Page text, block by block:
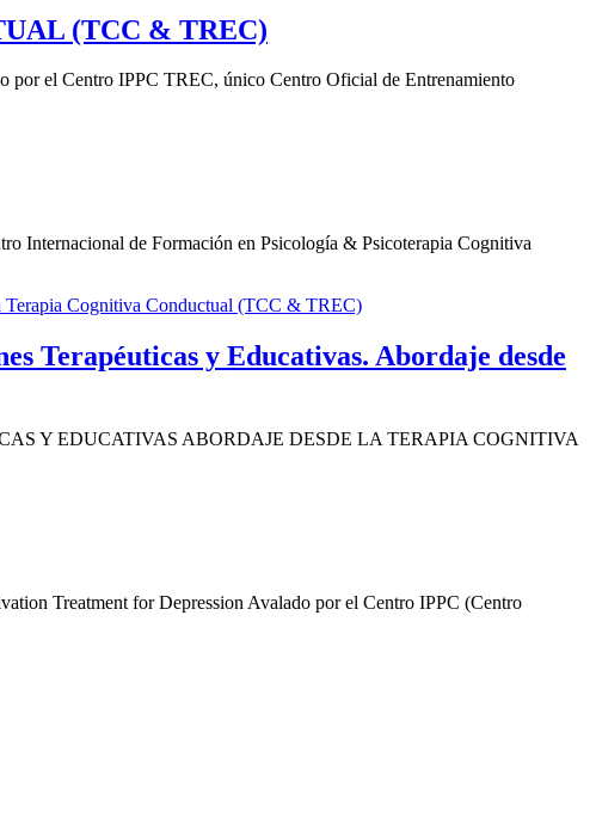
(TCC & TREC)
el Centro IPPC TREC, único Centro Oficial de Entrenamiento
de Formación en Psicología & Psicoterapia Cognitiva
Terapéuticas y Educativas. Abordaje desde
Y EDUCATIVAS ABORDAJE DESDE LA TERAPIA COGNITIVA
Treatment for Depression Avalado por el Centro IPPC (Centro